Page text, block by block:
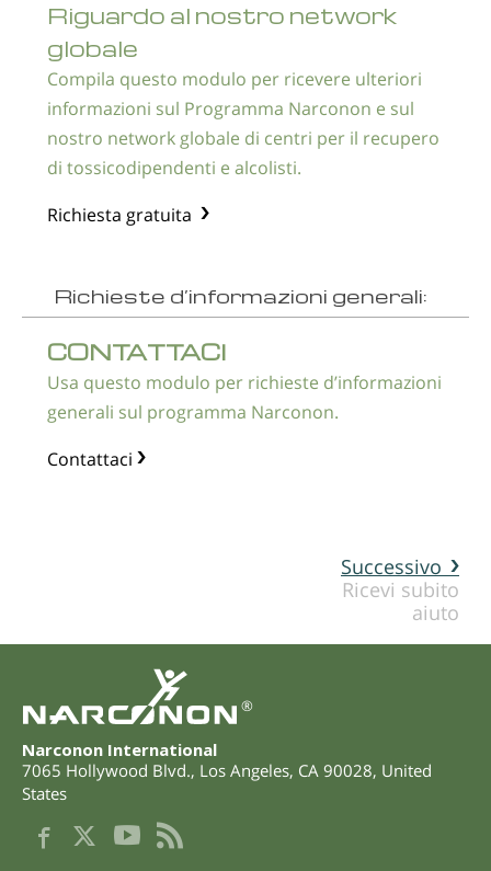
Riguardo al nostro network
globale
Compila questo modulo per ricevere ulteriori
informazioni sul Programma Narconon e sul
nostro network globale di centri per il recupero
di tossicodipendenti e alcolisti.
Richiesta gratuita
Richieste d’informazioni generali:
CONTATTACI
Usa questo modulo per richieste d’informazioni
generali sul programma Narconon.
Contattaci
Successivo
Ricevi subito
aiuto
®
Narconon International
7065 Hollywood Blvd., Los Angeles, CA 90028, United
States